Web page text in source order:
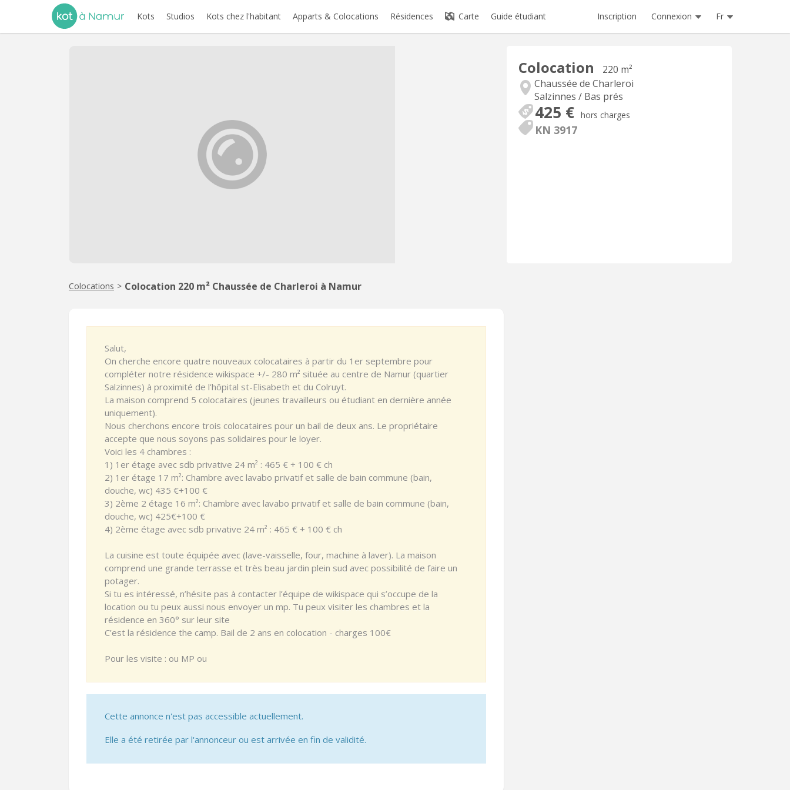
Kots Studios Kots chez l'habitant Apparts & Colocations Résidences Carte Guide étudiant Inscription Connexion Fr
Colocation
220 m²
Chaussée de Charleroi
Salzinnes / Bas prés
425 € hors charges
KN 3917
Colocations > Colocation 220 m² Chaussée de Charleroi à Namur
Salut,
On cherche encore quatre nouveaux colocataires à partir du 1er septembre pour
compléter notre résidence wikispace +/- 280 m² située au centre de Namur (quartier
Salzinnes) à proximité de l’hôpital st-Elisabeth et du Colruyt.
La maison comprend 5 colocataires (jeunes travailleurs ou étudiant en dernière année
uniquement).
Nous cherchons encore trois colocataires pour un bail de deux ans. Le propriétaire
accepte que nous soyons pas solidaires pour le loyer.
Voici les 4 chambres :
1) 1er étage avec sdb privative 24 m² : 465 € + 100 € ch
2) 1er étage 17 m²: Chambre avec lavabo privatif et salle de bain commune (bain,
douche, wc) 435 €+100 €
3) 2ème 2 étage 16 m²: Chambre avec lavabo privatif et salle de bain commune (bain,
douche, wc) 425€+100 €
4) 2ème étage avec sdb privative 24 m² : 465 € + 100 € ch
La cuisine est toute équipée avec (lave-vaisselle, four, machine à laver). La maison
comprend une grande terrasse et très beau jardin plein sud avec possibilité de faire un
potager.
Si tu es intéressé, n’hésite pas à contacter l’équipe de wikispace qui s’occupe de la
location ou tu peux aussi nous envoyer un mp. Tu peux visiter les chambres et la
résidence en 360° sur leur site
C’est la résidence the camp. Bail de 2 ans en colocation - charges 100€
Pour les visite : ou MP ou
Cette annonce n'est pas accessible actuellement.
Elle a été retirée par l'annonceur ou est arrivée en fin de validité.